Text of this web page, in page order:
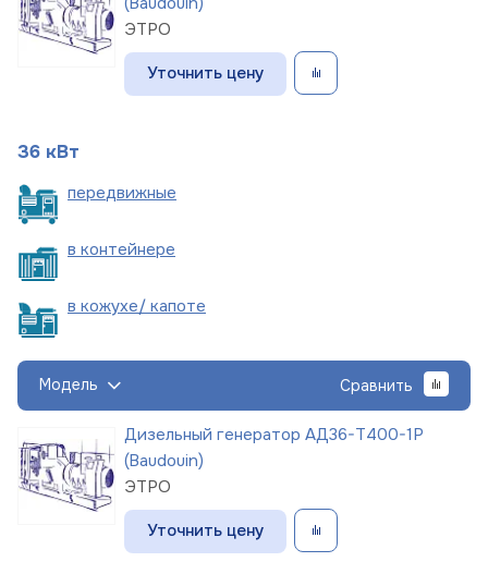
ЭТРО
Уточнить цену
36 кВт
передвижные
в контейнере
в кожухе/ капоте
Модель Сравнить
Дизельный генератор АД36-Т400-1Р
(Baudouin)
ЭТРО
Уточнить цену